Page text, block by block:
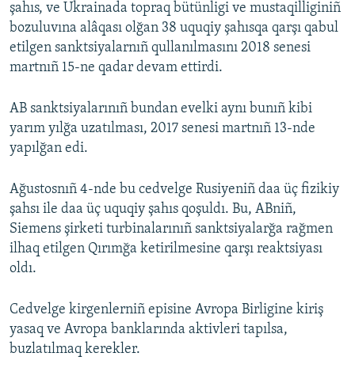
şahıs, ve Ukrainada topraq bütünligi ve mustaqilliginiñ
bozuluvına alâqası olğan 38 uquqiy şahısqa qarşı qabul
etilgen sanktsiyalarnıñ qullanılmasını 2018 senesi
martnıñ 15-ne qadar devam ettirdi.
AB sanktsiyalarınıñ bundan evelki aynı bunıñ kibi
yarım yılğa uzatılması, 2017 senesi martnıñ 13-nde
yapılğan edi.
Ağustosnıñ 4-nde bu cedvelge Rusiyeniñ daa üç fizikiy
şahsı ile daa üç uquqiy şahıs qoşuldı. Bu, ABniñ,
Siemens şirketi turbinalarınıñ sanktsiyalarğa rağmen
ilhaq etilgen Qırımğa ketirilmesine qarşı reaktsiyası
oldı.
Cedvelge kirgenlerniñ episine Avropa Birligine kiriş
yasaq ve Avropa banklarında aktivleri tapılsa,
buzlatılmaq kerekler.